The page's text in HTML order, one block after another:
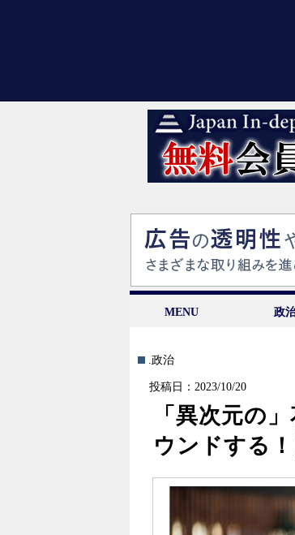
MENU 政
.政治
投稿日：2023/10/20
「異次元の
ウンドする